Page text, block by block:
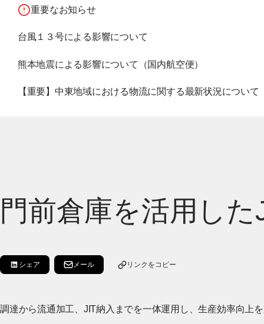
重要なお知らせ
台風１３号による影響について
熊本地震による影響について（国内航空便）
【重要】中東地域における物流に関する最新状況について
門前倉庫を活用し
シェア
[LinkedInでシェア]
[新しいウィンドウで開く]
[別ウィンドウで開く]
メール リンクをコピー
調達から流通加工、JIT納入までを一体運用し、生産効率向上